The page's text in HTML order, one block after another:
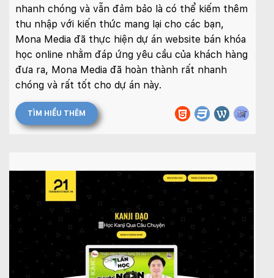
nhanh chóng và vẫn đảm bảo là có thể kiếm thêm
thu nhập với kiến thức mang lại cho các bạn,
Mona Media đã thực hiện dự án website bán khóa
học online nhằm đáp ứng yêu cầu của khách hàng
đưa ra, Mona Media đã hoàn thành rất nhanh
chóng và rất tốt cho dự án này.
TÌM HIỂU THÊM